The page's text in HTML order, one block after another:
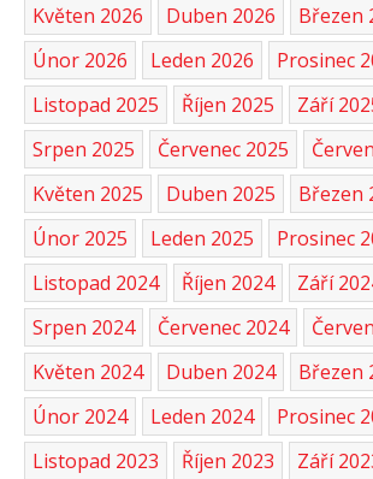
Květen 2026
Duben 2026
Březen
Únor 2026
Leden 2026
Prosinec
Listopad 2025
Říjen 2025
Září
Srpen 2025
Červenec 2025
Květen 2025
Duben 2025
Březen
Únor 2025
Leden 2025
Prosinec
Listopad 2024
Říjen 2024
Září
Srpen 2024
Červenec 2024
Květen 2024
Duben 2024
Březen
Únor 2024
Leden 2024
Prosinec
Listopad 2023
Říjen 2023
Září